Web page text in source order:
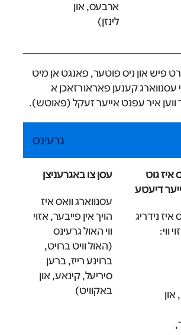
ארבעס, און
לינזן)
פיש און ניס פוטער, פאנגט אן מיט
קענען פאראורזאכן א
איר עפנט אייער זעקל (פאוטש).
גרעינס
גוט
דיעטע
נידריג
עסן צו באגרעניצן
עסנווארג וואס איז
הויך אין פייבער, אזוי
ווי האול גרעינס
(האול וויט ברויט,
ברוינע רייז, ברען
סיריעל, קינאע, און
באקוויט)